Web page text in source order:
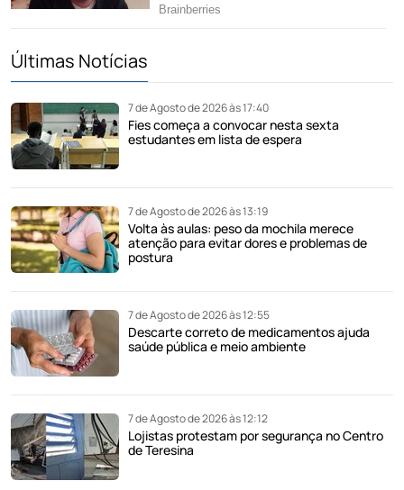
Últimas Notícias
7 de Agosto de 2026 às 17:40
Fies começa a convocar nesta sexta
estudantes em lista de espera
7 de Agosto de 2026 às 13:19
Volta às aulas: peso da mochila merece
atenção para evitar dores e problemas de
postura
7 de Agosto de 2026 às 12:55
Descarte correto de medicamentos ajuda
saúde pública e meio ambiente
7 de Agosto de 2026 às 12:12
Lojistas protestam por segurança no Centro
de Teresina